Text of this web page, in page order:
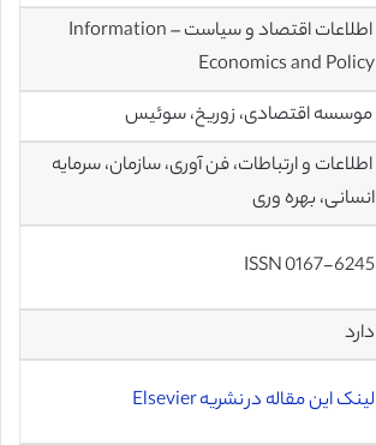
اطلاعات اقتصاد و سیاست – Information
Economics and Policy
موسسه اقتصادی، زوریخ، سوئیس
اطلاعات و ارتباطات، فن آوری، سازمان، سرمایه
انسانی، بهره وری
ISSN 0167-6245
دارد
لینک این مقاله در نشریه Elsevier